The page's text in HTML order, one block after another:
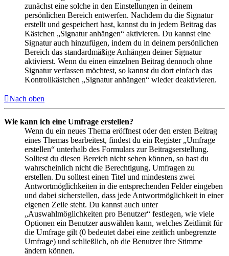
zunächst eine solche in den Einstellungen in deinem
persönlichen Bereich entwerfen. Nachdem du die Signatur
erstellt und gespeichert hast, kannst du in jedem Beitrag das
Kästchen „Signatur anhängen“ aktivieren. Du kannst eine
Signatur auch hinzufügen, indem du in deinem persönlichen
Bereich das standardmäßige Anhängen deiner Signatur
aktivierst. Wenn du einen einzelnen Beitrag dennoch ohne
Signatur verfassen möchtest, so kannst du dort einfach das
Kontrollkästchen „Signatur anhängen“ wieder deaktivieren.
Nach oben
Wie kann ich eine Umfrage erstellen?
Wenn du ein neues Thema eröffnest oder den ersten Beitrag
eines Themas bearbeitest, findest du ein Register „Umfrage
erstellen“ unterhalb des Formulars zur Beitragserstellung.
Solltest du diesen Bereich nicht sehen können, so hast du
wahrscheinlich nicht die Berechtigung, Umfragen zu
erstellen. Du solltest einen Titel und mindestens zwei
Antwortmöglichkeiten in die entsprechenden Felder eingeben
und dabei sicherstellen, dass jede Antwortmöglichkeit in einer
eigenen Zeile steht. Du kannst auch unter
„Auswahlmöglichkeiten pro Benutzer“ festlegen, wie viele
Optionen ein Benutzer auswählen kann, welches Zeitlimit für
die Umfrage gilt (0 bedeutet dabei eine zeitlich unbegrenzte
Umfrage) und schließlich, ob die Benutzer ihre Stimme
ändern können.